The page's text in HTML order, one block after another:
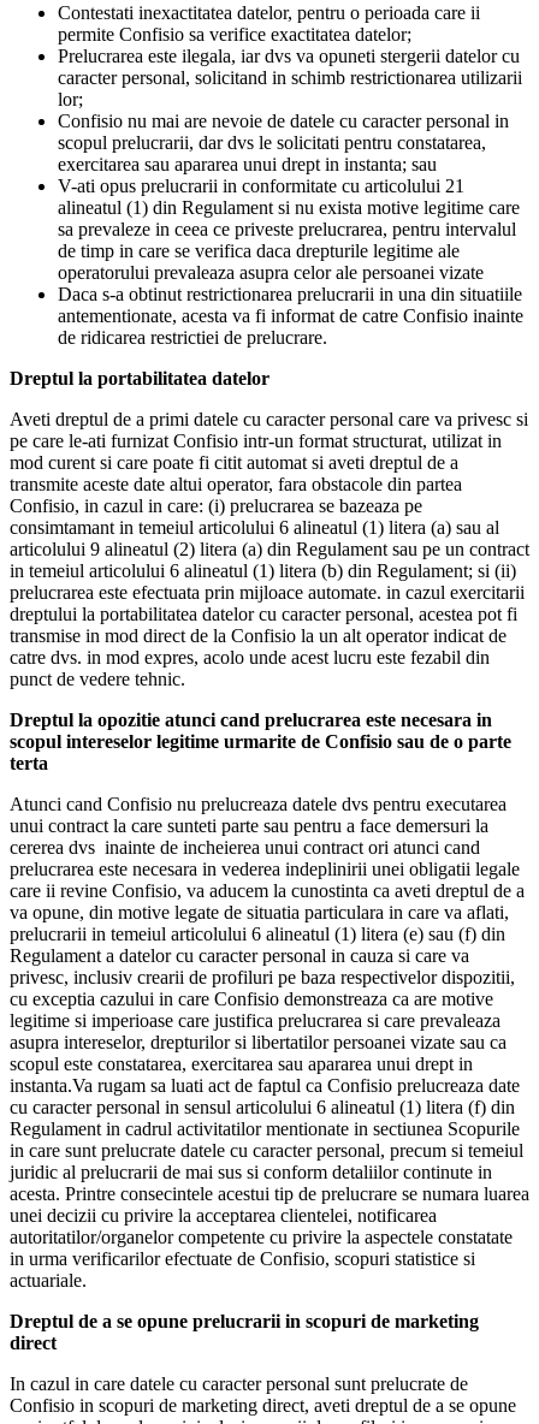
Contestati inexactitatea datelor, pentru o perioada care ii
permite Confisio sa verifice exactitatea datelor;
Prelucrarea este ilegala, iar dvs va opuneti stergerii datelor cu
caracter personal, solicitand in schimb restrictionarea utilizarii
lor;
Confisio nu mai are nevoie de datele cu caracter personal in
scopul prelucrarii, dar dvs le solicitati pentru constatarea,
exercitarea sau apararea unui drept in instanta; sau
V-ati opus prelucrarii in conformitate cu articolului 21
alineatul (1) din Regulament si nu exista motive legitime care
sa prevaleze in ceea ce priveste prelucrarea, pentru intervalul
de timp in care se verifica daca drepturile legitime ale
operatorului prevaleaza asupra celor ale persoanei vizate
Daca s-a obtinut restrictionarea prelucrarii in una din situatiile
antementionate, acesta va fi informat de catre Confisio inainte
de ridicarea restrictiei de prelucrare.
Dreptul la portabilitatea datelor
Aveti dreptul de a primi datele cu caracter personal care va privesc si
pe care le-ati furnizat Confisio intr-un format structurat, utilizat in
mod curent si care poate fi citit automat si aveti dreptul de a
transmite aceste date altui operator, fara obstacole din partea
Confisio, in cazul in care: (i) prelucrarea se bazeaza pe
consimtamant in temeiul articolului 6 alineatul (1) litera (a) sau al
articolului 9 alineatul (2) litera (a) din Regulament sau pe un contract
in temeiul articolului 6 alineatul (1) litera (b) din Regulament; si (ii)
prelucrarea este efectuata prin mijloace automate. in cazul exercitarii
dreptului la portabilitatea datelor cu caracter personal, acestea pot fi
transmise in mod direct de la Confisio la un alt operator indicat de
catre dvs. in mod expres, acolo unde acest lucru este fezabil din
punct de vedere tehnic.
Dreptul la opozitie atunci cand prelucrarea este necesara in
scopul intereselor legitime urmarite de Confisio sau de o parte
terta
Atunci cand Confisio nu prelucreaza datele dvs pentru executarea
unui contract la care sunteti parte sau pentru a face demersuri la
cererea dvs inainte de incheierea unui contract ori atunci cand
prelucrarea este necesara in vederea indeplinirii unei obligatii legale
care ii revine Confisio, va aducem la cunostinta ca aveti dreptul de a
va opune, din motive legate de situatia particulara in care va aflati,
prelucrarii in temeiul articolului 6 alineatul (1) litera (e) sau (f) din
Regulament a datelor cu caracter personal in cauza si care va
privesc, inclusiv crearii de profiluri pe baza respectivelor dispozitii,
cu exceptia cazului in care Confisio demonstreaza ca are motive
legitime si imperioase care justifica prelucrarea si care prevaleaza
asupra intereselor, drepturilor si libertatilor persoanei vizate sau ca
scopul este constatarea, exercitarea sau apararea unui drept in
instanta.Va rugam sa luati act de faptul ca Confisio prelucreaza date
cu caracter personal in sensul articolului 6 alineatul (1) litera (f) din
Regulament in cadrul activitatilor mentionate in sectiunea Scopurile
in care sunt prelucrate datele cu caracter personal, precum si temeiul
juridic al prelucrarii de mai sus si conform detaliilor continute in
acesta. Printre consecintele acestui tip de prelucrare se numara luarea
unei decizii cu privire la acceptarea clientelei, notificarea
autoritatilor/organelor competente cu privire la aspectele constatate
in urma verificarilor efectuate de Confisio, scopuri statistice si
actuariale.
Dreptul de a se opune prelucrarii in scopuri de marketing
direct
In cazul in care datele cu caracter personal sunt prelucrate de
Confisio in scopuri de marketing direct, aveti dreptul de a se opune